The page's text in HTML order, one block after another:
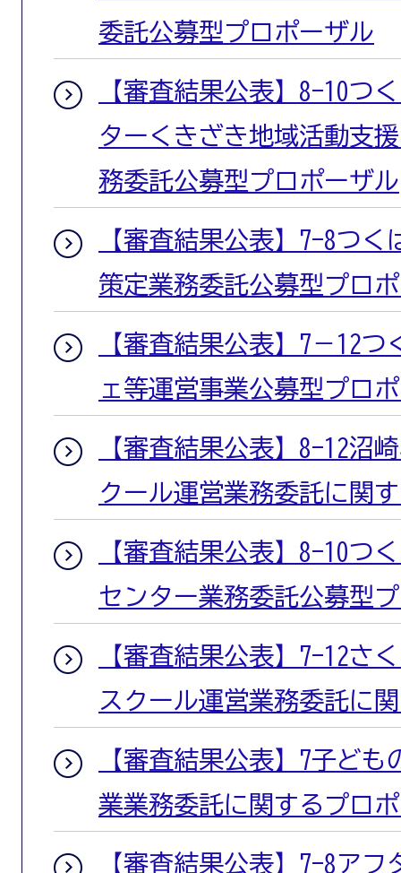
委託公募型プロポーザル
【審査結果公表】8-10つ
ターくきざき地域活動支
務委託公募型プロポーザル
【審査結果公表】7-8つ
策定業務委託公募型プロ
【審査結果公表】7－12
ェ等運営事業公募型プロ
【審査結果公表】8-12沼
クール運営業務委託に関
【審査結果公表】8-10つ
センター業務委託公募型
【審査結果公表】7-12さ
スクール運営業務委託に
【審査結果公表】7子ど
業業務委託に関するプロ
【審査結果公表】7-8ア